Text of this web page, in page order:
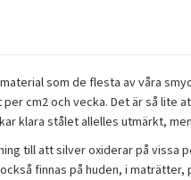
som de flesta av våra
cm2 och vecka. Det är så
klara stålet allelles utmärkt,
till att silver oxiderar på
finnas på huden, i